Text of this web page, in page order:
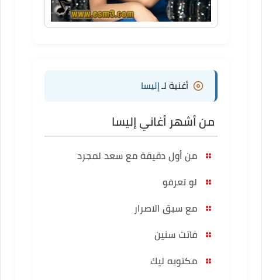
أغنية لـ إليسا
من أشهر أغاني إليسا
من أول دقيقة مع سعد لمجرد
لو تعرفو
مع سبق الاصرار
فاتت سنين
مكتوبه ليك